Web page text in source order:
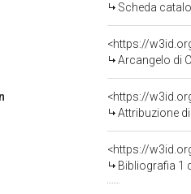
Scheda
<https://
Arcangelo di
<https://
Attribuzione
<https://
Bibliografia 1